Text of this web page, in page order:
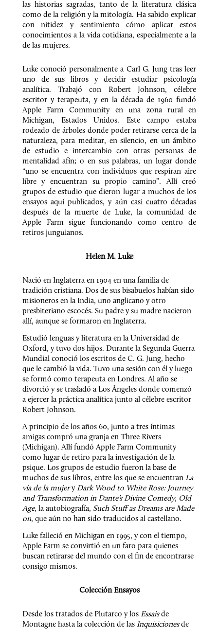
las historias sagradas, tanto de la literatura clásica
como de la religión y la mitología. Ha sabido explicar
con nitidez y sentimiento cómo aplicar estos
conocimientos a la vida cotidiana, especialmente a la
de las mujeres.
Luke conoció personalmente a Carl G. Jung tras leer
uno de sus libros y decidir estudiar psicología
analítica. Trabajó con Robert Johnson, célebre
escritor y terapeuta, y en la década de 1960 fundó
Apple Farm Community en una zona rural en
Michigan, Estados Unidos. Este campo estaba
rodeado de árboles donde poder retirarse cerca de la
naturaleza, para meditar, en silencio, en un ámbito
de estudio e intercambio con otras personas de
mentalidad afín; o en sus palabras, un lugar donde
“uno se encuentra con individuos que respiran aire
libre y encuentran su propio camino”. Allí creó
grupos de estudio que dieron lugar a muchos de los
ensayos aquí publicados, y aún casi cuatro décadas
después de la muerte de Luke, la comunidad de
Apple Farm sigue funcionando como centro de
retiros junguianos.
Helen M. Luke
Nació en Inglaterra en 1904 en una familia de
tradición cristiana. Dos de sus bisabuelos habían sido
misioneros en la India, uno anglicano y otro
presbiteriano escocés. Su padre y su madre nacieron
allí, aunque se formaron en Inglaterra.
Estudió lenguas y literatura en la Universidad de
Oxford, y tuvo dos hijos. Durante la Segunda Guerra
Mundial conoció los escritos de C. G. Jung, hecho
que le cambió la vida. Tuvo una sesión con él y luego
se formó como terapeuta en Londres. Al año se
divorció y se trasladó a Los Ángeles donde comenzó
a ejercer la práctica analítica junto al célebre escritor
Robert Johnson.
A principio de los años 60, junto a tres íntimas
amigas compró una granja en Three Rivers
(Michigan). Allí fundó Apple Farm Community
como lugar de retiro para la investigación de la
psique. Los grupos de estudio fueron la base de
muchos de sus libros, entre los que se encuentran La
vía de la mujer y Dark Wood to White Rose: Journey
and Transformation in Dante’s Divine Comedy, Old
Age, la autobiografía, Such Stuﬀ as Dreams are Made
on, que aún no han sido traducidos al castellano.
Luke falleció en Michigan en 1995, y con el tiempo,
Apple Farm se convirtió en un faro para quienes
buscan retirarse del mundo con el ﬁn de encontrarse
consigo mismos.
Colección Ensayos
Desde los tratados de Plutarco y los Essais de
Montagne hasta la colección de las Inquisiciones de